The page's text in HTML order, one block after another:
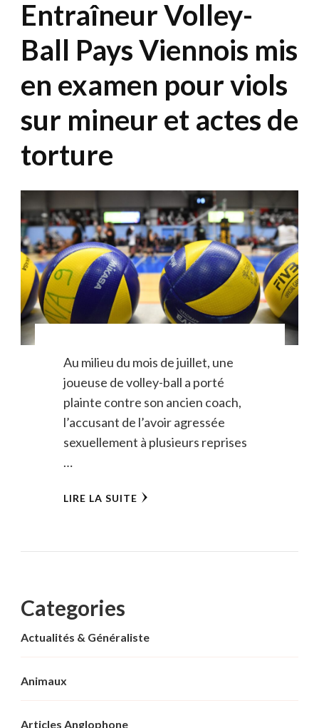
Entraîneur Volley-
Ball Pays Viennois mis
en examen pour viols
sur mineur et actes de
torture
Au milieu du mois de juillet, une
joueuse de volley-ball a porté
plainte contre son ancien coach,
l’accusant de l’avoir agressée
sexuellement à plusieurs reprises
…
LIRE LA SUITE
Categories
Actualités & Généraliste
Animaux
Articles Anglophone